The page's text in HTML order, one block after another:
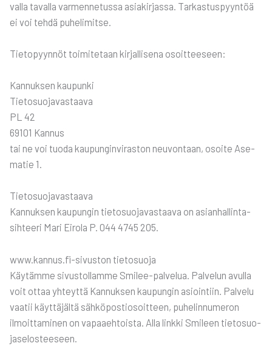
val­la taval­la var­men­ne­tus­sa asia­kir­jas­sa. Tar­kas­tus­pyyn­töä
ei voi teh­dä puhe­li­mit­se.
Tie­to­pyyn­nöt toi­mi­te­taan kir­jal­li­se­na osoit­tee­seen:
Kan­nuk­sen kau­pun­ki
Tie­to­suo­ja­vas­taa­va
PL 42
69101 Kan­nus
tai ne voi tuo­da kau­pun­gin­vi­ras­ton neu­von­taan, osoi­te Ase­
ma­tie 1.
Tie­to­suo­ja­vas­taa­va
Kan­nuk­sen kau­pun­gin tie­to­suo­ja­vas­taa­va on asian­hal­lin­ta­
sih­tee­ri Mari Eiro­la P. 044 4745 205.
www.kannus.fi-sivuston tie­to­suo­ja
Käy­täm­me sivus­tol­lam­me Smi­lee-pal­ve­lua. Pal­ve­lun avul­la
voit ottaa yhteyt­tä Kan­nuk­sen kau­pun­gin asioin­tiin. Pal­ve­lu
vaa­tii käyt­tä­jäl­tä säh­kö­pos­tio­soit­teen, puhe­lin­nu­me­ron
ilmoit­ta­mi­nen on vapaa­eh­tois­ta. Alla link­ki Smi­leen tie­to­suo­
ja­se­los­tee­seen.